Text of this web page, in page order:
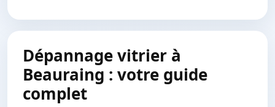
Dépannage vitrier à
Beauraing : votre guide
complet